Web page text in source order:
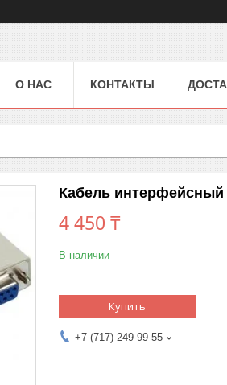
О НАС КОНТАКТЫ
Кабель интерфейсный
4 450 ₸
В наличии
Купить
+7 (717) 249-99-55